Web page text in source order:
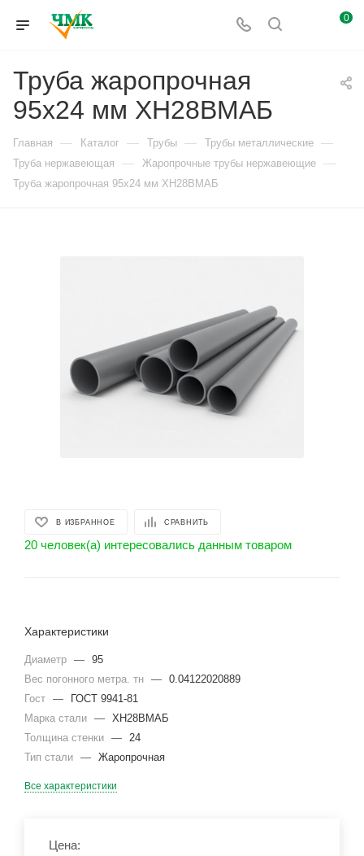
0
Труба жаропрочная
95х24 мм ХН28ВМАБ
Главная — Каталог — Трубы — Трубы металлические —
Труба нержавеющая — Жаропрочные трубы нержавеющие —
Труба жаропрочная 95х24 мм ХН28ВМАБ
В ИЗБРАННОЕ СРАВНИТЬ
20 человек(а) интересовались данным товаром
Характеристики
Диаметр — 95
Вес погонного метра. тн — 0.04122020889
Гост —
ГОСТ 9941-81
Марка стали — ХН28ВМАБ
Толщина стенки — 24
Тип стали — Жаропрочная
Все характеристики
Цена: